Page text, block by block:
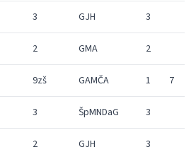
3 GJH 3
2 GMA 2
9zš GAMČA 1 7
3 ŠpMNDaG 3
2 GJH 3